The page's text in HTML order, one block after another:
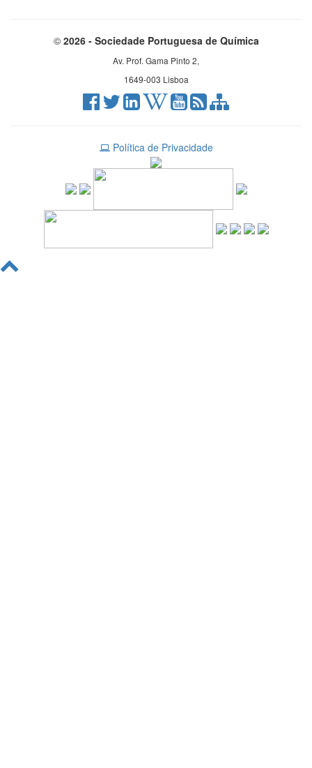
© 2026 - Sociedade Portuguesa de Química
Av. Prof. Gama Pinto 2,
1649-003 Lisboa
Política de Privacidade